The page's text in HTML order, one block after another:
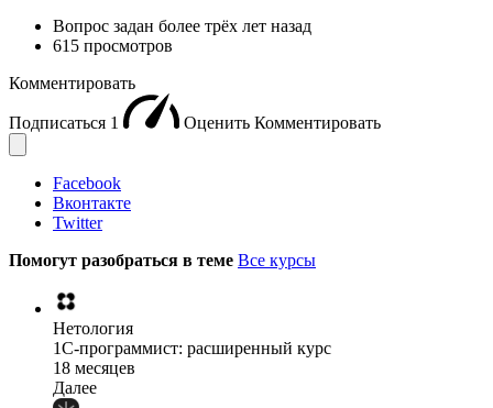
Вопрос задан более трёх лет назад
615 просмотров
Комментировать
Подписаться 1 Оценить Комментировать
Facebook
Вконтакте
Twitter
Помогут разобраться в теме Все курсы
Нетология
1C-программист: расширенный курс
18 месяцев
Далее